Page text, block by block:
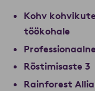
Kohv
töökohale
Röstimisaste 3
Rainforest